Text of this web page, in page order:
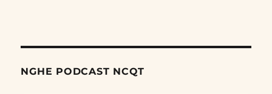
NGHE PODCAST NCQT